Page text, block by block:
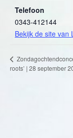
Telefoon
0343-412144
Bekijk de site van
roots’ | 28 september